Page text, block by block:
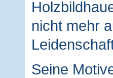
nicht mehr
Seine